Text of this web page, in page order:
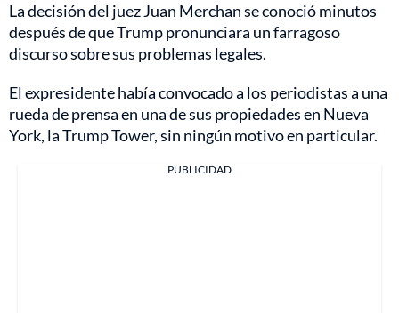
La decisión del juez Juan Merchan se conoció minutos
después de que Trump pronunciara un farragoso
discurso sobre sus problemas legales.
El expresidente había convocado a los periodistas a una
rueda de prensa en una de sus propiedades en Nueva
York, la Trump Tower, sin ningún motivo en particular.
PUBLICIDAD